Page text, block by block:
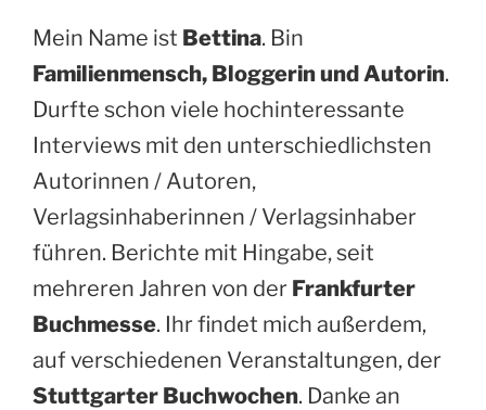
Mein Name ist Bettina. Bin
Familienmensch, Bloggerin und Autorin.
Durfte schon viele hochinteressante
Interviews mit den unterschiedlichsten
Autorinnen / Autoren,
Verlagsinhaberinnen / Verlagsinhaber
führen. Berichte mit Hingabe, seit
mehreren Jahren von der Frankfurter
Buchmesse. Ihr findet mich außerdem,
auf verschiedenen Veranstaltungen, der
Stuttgarter Buchwochen. Danke an